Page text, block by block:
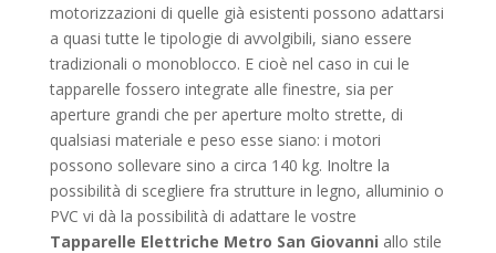
motorizzazioni di quelle già esistenti possono adattarsi
a quasi tutte le tipologie di avvolgibili, siano essere
tradizionali o monoblocco. E cioè nel caso in cui le
tapparelle fossero integrate alle finestre, sia per
aperture grandi che per aperture molto strette, di
qualsiasi materiale e peso esse siano: i motori
possono sollevare sino a circa 140 kg. Inoltre la
possibilità di scegliere fra strutture in legno, alluminio o
PVC vi dà la possibilità di adattare le vostre
Tapparelle Elettriche Metro San Giovanni allo stile